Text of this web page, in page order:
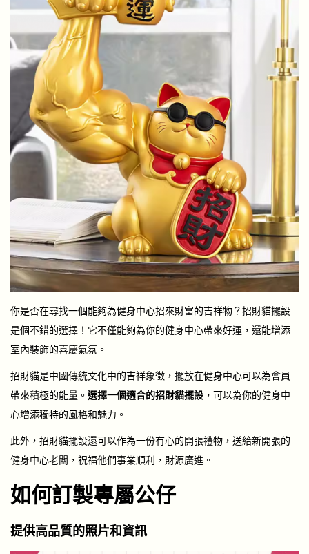
你是否在尋找一個能夠為健身中心招來財富的吉祥物？招財貓擺設
是個不錯的選擇！它不僅能夠為你的健身中心帶來好運，還能增添
室內裝飾的喜慶氣氛。
招財貓是中國傳統文化中的吉祥象徵，擺放在健身中心可以為會員
帶來積極的能量。 選擇一個適合的招財貓擺設 ，可以為你的健身中
心增添獨特的風格和魅力。
此外，招財貓擺設還可以作為一份有心的開張禮物，送給新開張的
健身中心老闆，祝福他們事業順利，財源廣進。
如何訂製專屬公仔
提供高品質的照片和資訊